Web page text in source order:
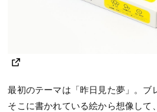
最初のテーマは「昨日見た夢」。ブ
そこに書かれている絵から想像して